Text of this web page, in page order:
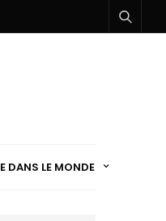
DANS LE MONDE